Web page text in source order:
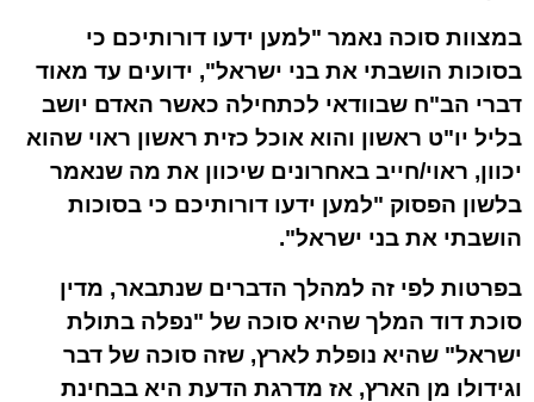
במצוות סוכה נאמר "למען ידעו דורותיכם כי
בסוכות הושבתי את בני ישראל", ידועים עד מאוד
דברי הב"ח שבוודאי לכתחילה כאשר האדם יושב
בליל יו"ט ראשון והוא אוכל כזית ראשון ראוי שהוא
יכוון, ראוי/חייב באחרונים שיכוון את מה שנאמר
בלשון הפסוק "למען ידעו דורותיכם כי בסוכות
הושבתי את בני ישראל".
בפרטות לפי זה למהלך הדברים שנתבאר, מדין
סוכת דוד המלך שהיא סוכה של "נפלה בתולת
ישראל" שהיא נופלת לארץ, שזה סוכה של דבר
וגידולו מן הארץ, אז מדרגת הדעת היא בבחינת